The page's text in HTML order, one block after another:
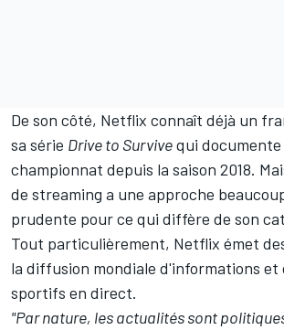
De son côté, Netflix connaît déjà un
sa série Drive to Survivequi documente
championnat depuis la saison 2018.
de streaming a une approche
prudente pour ce qui diffère de son
Tout particulièrement, Netflix émet
la diffusion mondiale d'informations et
sportifs en direct.
"Par nature, les actualités sont